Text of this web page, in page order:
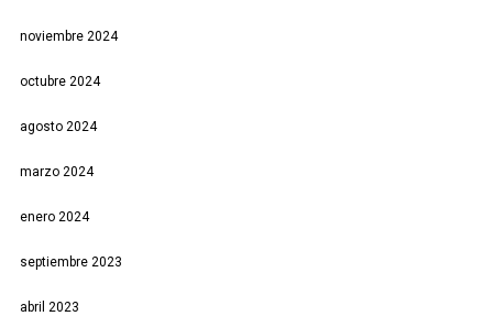
noviembre 2024
octubre 2024
agosto 2024
marzo 2024
enero 2024
septiembre 2023
abril 2023